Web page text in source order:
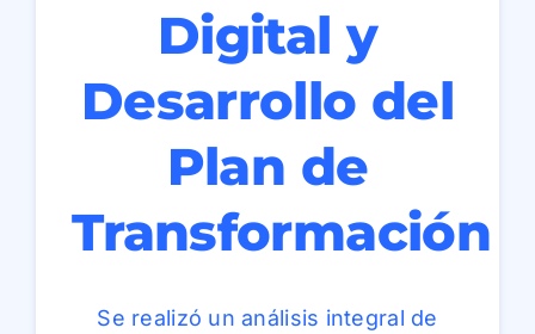
Digital y
Desarrollo del
Plan de
Transformación
Se realizó un análisis integral de